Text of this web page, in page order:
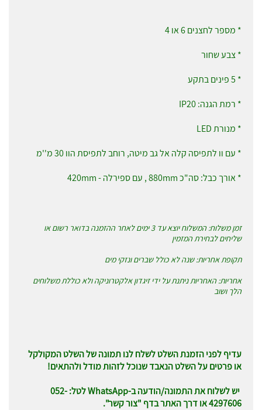
* מספר לחצנים 6 או 4
* צבע שחור
* 5 פינים בתקע
* רמת הגנה: IP20
* מנורת LED
* עם וו לתפיסה קלה אל גב מיטה, רוחב לתפיסת הוו 30 מ''מ
* אורך כבל: סה"כ 880mm , עם ספירלה - 420mm
זמן משלוח: המשלוח יוצא עד 3 ימים לאחר ההזמנה בדואר רשום או
שליחים לבחירת המזמין
תקופת אחריות: שנה לא כולל שברים ונזקי מים
אחריות: האחריות ניתנת על ידי זיגדון אלקטרוניקה ולא כוללת משלוחים
הלך ושוב
עדיף לפני הזמנת השלט לשלח לנו תמונה של השלט המקולקל
או פרטים על השלט הנאבד שנוכל לזהות מודל ולהתאים!
יש לשלוח את התמונה/הודעה ב-WhatsApp לטל: 052-
4297606 או דרך האתר בדף "צור קשר".